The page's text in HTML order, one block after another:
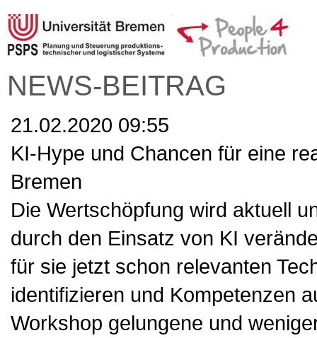
NEWS-BEITRAG
21.02.2020 09:55
KI-Hype und Chancen für eine
Bremen
Die Wertschöpfung wird aktuell
durch den Einsatz von KI
für sie jetzt schon relevanten
identifizieren und Kompetenzen
Workshop gelungene und